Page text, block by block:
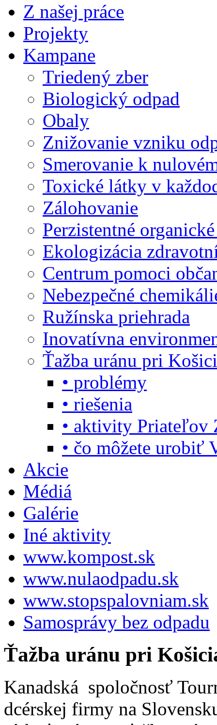
Z našej práce
Projekty
Kampane
Triedený zber
Biologický odpad
Obaly
Znižovanie vzniku
Smerovanie k
Toxické látky v
Zálohovanie
Perzistentné
Ekologizácia
Centrum pomoci
Nebezpečné
Ružínska priehrada
Inovatívna
Ťažba uránu pri
• problémy
• riešenia
• aktivity Priateľov
• čo môžete urobiť
Akcie
Médiá
Galérie
Iné aktivity
www.kompost.sk
www.nulaodpadu.sk
www.stopspalovniam.sk
Samosprávy bez odpadu
Ťažba uránu pri
Kanadská spoločnosť
dcérskej firmy na